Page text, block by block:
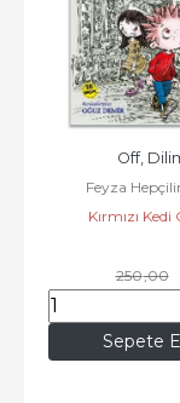
Sepete
Off,
Feyza
Kırmızı Kedi
250,00
215